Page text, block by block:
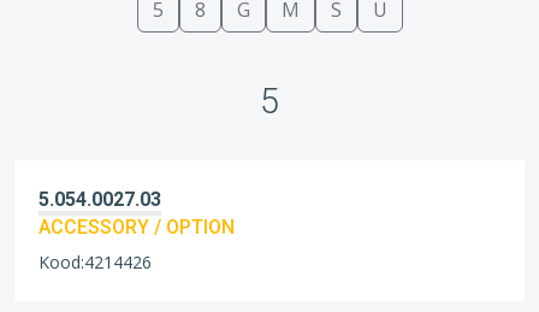
5 8 G M S U
5
5.054.0027.03
ACCESSORY / OPTION
Kood:4214426